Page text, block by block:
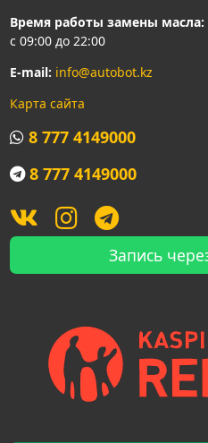
Время работы замены масла:
с 09:00 до 22:00
E-mail: info@autobot.kz
Карта сайта
8 777 4149000
8 777 4149000
Запись